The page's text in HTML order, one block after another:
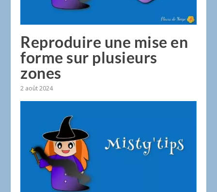
Reproduire une mise en
forme sur plusieurs
zones
2 août 2024